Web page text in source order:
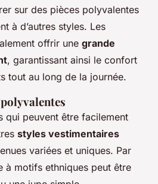
sur des pièces polyvalentes
à d’autres styles. Les
offrir une grande
, garantissant ainsi le confort
tout au long de la journée.
qui peuvent être facilement
styles vestimentaires
variées et uniques. Par
à motifs ethniques peut être